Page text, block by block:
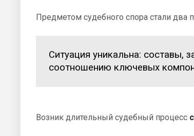
Предметом судебного спора стали два
Ситуация уникальна: составы,
соотношению ключевых
Возник длительный судебный процесс